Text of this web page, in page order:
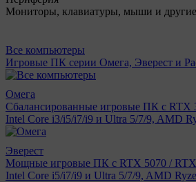
Мониторы, клавиатуры, мыши и другие
Все компьютеры
Игровые ПК серии Омега, Эверест и
Омега
Сбалансированные игровые ПК с RTX
Intel Core i3/i5/i7/i9 и Ultra 5/7/9, AMD
Эверест
Мощные игровые ПК с RTX 5070 /
Intel Core i5/i7/i9 и Ultra 5/7/9, AMD